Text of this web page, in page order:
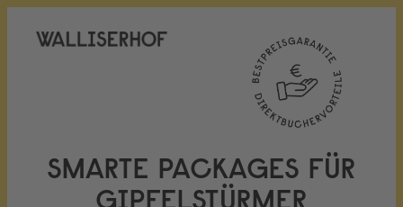
SMARTE PACKAGES FÜR
GIPFELSTÜRMER